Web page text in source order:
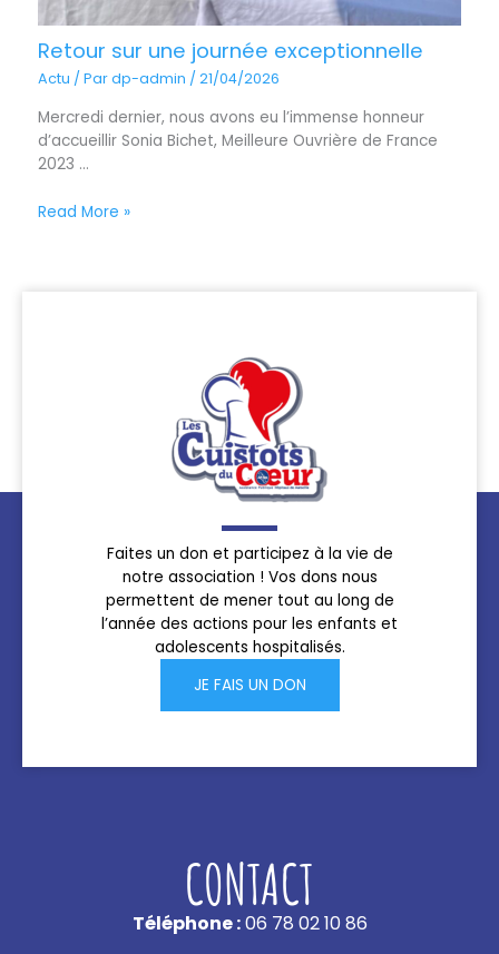
Retour sur une journée exceptionnelle
Actu / Pardp-admin /21/04/2026
Mercredi dernier, nous avons eu l’immense honneur
d’accueillir Sonia Bichet, Meilleure Ouvrière de France
2023 ...
Read More »
Faites un don et participez à la vie de
notre association ! Vos dons nous
permettent de mener tout au long de
l’année des actions pour les enfants et
adolescents hospitalisés.
JE FAIS UN DON
CONTACT
Téléphone :06 78 02 10 86